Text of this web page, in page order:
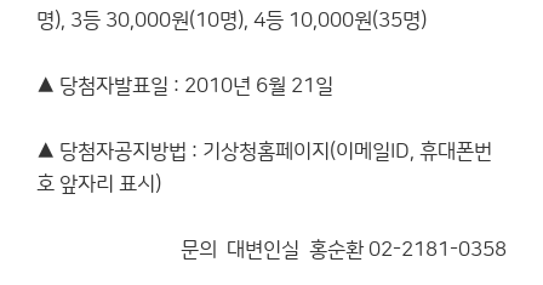
명), 3등 30,000원(10명), 4등 10,000원(35명)
▲ 당첨자발표일 : 2010년 6월 21일
▲ 당첨자공지방법 : 기상청홈페이지(이메일ID, 휴대폰번
호 앞자리 표시)
문의 대변인실 홍순환 02-2181-0358